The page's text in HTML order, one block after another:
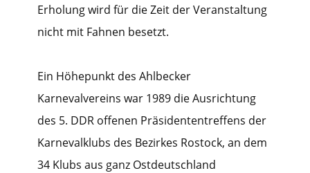
Erholung wird für die Zeit der Veranstaltung
nicht mit Fahnen besetzt.
Ein Höhepunkt des Ahlbecker
Karnevalvereins war 1989 die Ausrichtung
des 5. DDR offenen Präsidententreffens der
Karnevalklubs des Bezirkes Rostock, an dem
34 Klubs aus ganz Ostdeutschland